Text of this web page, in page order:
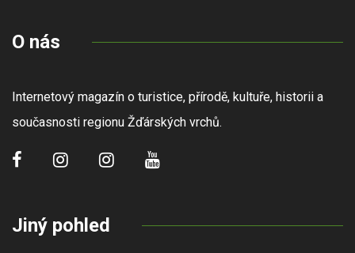
O nás
Internetový magazín o turistice, přírodě, kultuře, historii a
současnosti regionu Žďárských vrchů.
Jiný pohled